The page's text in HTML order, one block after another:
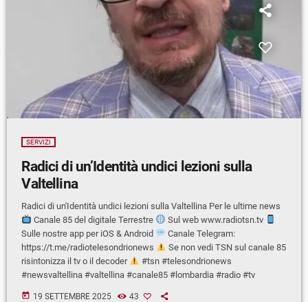
SERVIZI
Radici di un’Identità undici lezioni sulla
Valtellina
Radici di un'Identità undici lezioni sulla Valtellina Per le ultime news
Canale 85 del digitale Terrestre
Sul web www.radiotsn.tv
Sulle nostre app per iOS & Android
Canale Telegram:
https://t.me/radiotelesondrionews
Se non vedi TSN sul canale 85
risintonizza il tv o il decoder
#tsn #telesondrionews
#newsvaltellina #valtellina #canale85 #lombardia #radio #tv
today 19 SETTEMBRE 2025 43